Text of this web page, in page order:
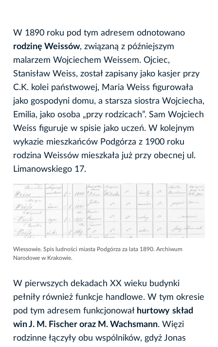
W 1890 roku pod tym adresem odnotowano
rodzinę Weissów, związaną z późniejszym
malarzem Wojciechem Weissem. Ojciec,
Stanisław Weiss, został zapisany jako kasjer przy
C.K. kolei państwowej, Maria Weiss figurowała
jako gospodyni domu, a starsza siostra Wojciecha,
Emilia, jako osoba „przy rodzicach”. Sam Wojciech
Weiss figuruje w spisie jako uczeń. W kolejnym
wykazie mieszkańców Podgórza z 1900 roku
rodzina Weissów mieszkała już przy obecnej ul.
Limanowskiego 17.
Wiessowie. Spis ludności miasta Podgórza za lata 1890. Archiwum
Narodowe w Krakowie.
W pierwszych dekadach XX wieku budynki
pełniły również funkcje handlowe. W tym okresie
pod tym adresem funkcjonował hurtowy skład
win J. M. Fischer oraz M. Wachsmann. Więzi
rodzinne łączyły obu wspólników, gdyż Jonas